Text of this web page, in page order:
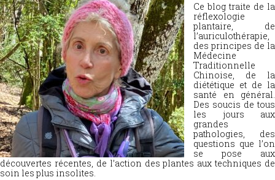
Ce blog traite de la
réflexologie
plantaire, de
l’auriculothérapie,
des principes de la
Médecine
Traditionnelle
Chinoise, de la
diététique et de la
santé en général.
Des soucis de tous
les jours aux
grandes
pathologies, des
questions que l’on
se pose aux
découvertes récentes, de l’action des plantes aux techniques de
soin les plus insolites.